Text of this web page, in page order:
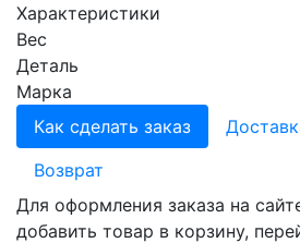
Характеристики
Вес
Деталь
Марка
Как сделать заказ
Возврат
Для оформления заказа на
добавить товар в корзину,